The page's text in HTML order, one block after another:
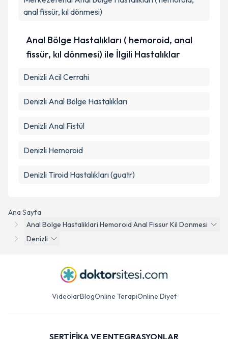
kapsamda işlenmesini kabul ediyorum.
Takvim Talebini Gönder
Ana Sayfa
Anal Bolge Hastaliklari Hemoroid Anal Fissur Kil Donmesi
Denizli
anal fissür, kıl dönmesi)
Anal Bölge Hastalıkları ( hemoroid, anal
fissür, kıl dönmesi) ile İlgili Hastalıklar
Denizli Acil Cerrahi
Denizli Anal Bölge Hastalıkları
Denizli Anal Fistül
Denizli Hemoroid
Denizli Tiroid Hastalıkları (guatr)
VideolarBlogOnline TerapiOnline Diyet
SERTİFİKA VE ENTEGRASYONLAR